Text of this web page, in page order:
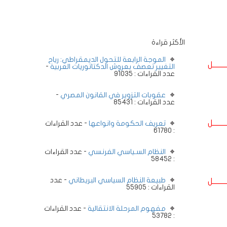
الأكثر قراءة
الموجة الرابعة للتحول الديمقراطي: رياح
التغيير تعصف بعروش الدكتاتوريات العربية -
عدد القراءات : 91035
عقوبات التزوير في القانون المصري -
عدد القراءات : 85431
تعريف الحكومة وانواعها - عدد القراءات
: 61780
النظام السـياسي الفرنسي - عدد القراءات
: 58452
طبيعة النظام السياسي البريطاني - عدد
القراءات : 55905
مفهوم المرحلة الانتقالية - عدد القراءات
: 53782